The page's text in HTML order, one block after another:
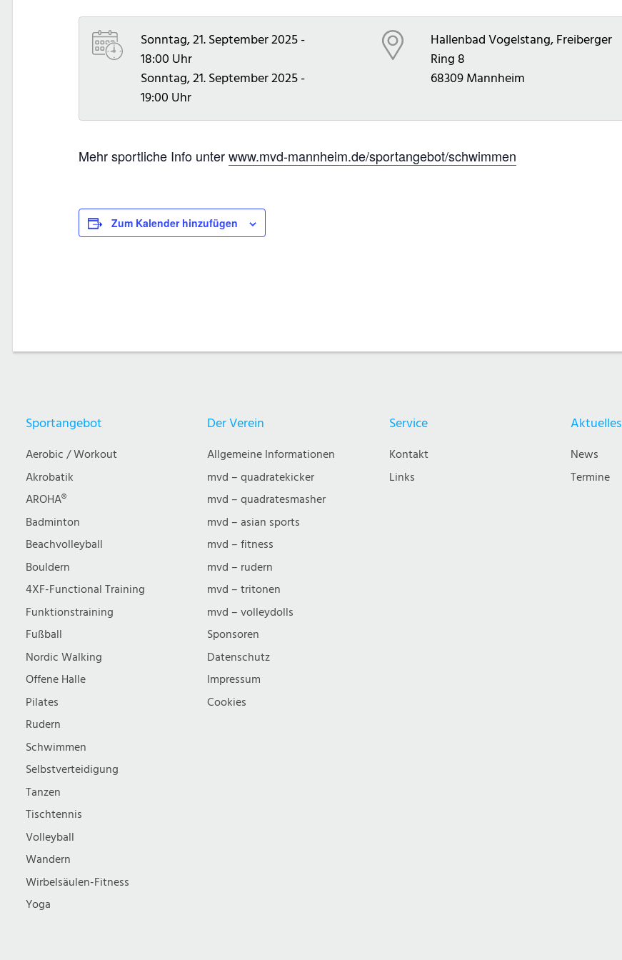
Sonntag, 21. September 2025 -
18:00 Uhr
Sonntag, 21. September 2025 -
19:00 Uhr
Hallenbad Vogelstang, Freiberger
Ring 8
68309 Mannheim
Mehr sportliche Info unterwww.mvd-mannheim.de/sportangebot/schwimmen
Zum Kalender hinzufügen
Sportangebot
Aerobic / Workout
Akrobatik
AROHA®
Badminton
Beachvolleyball
Bouldern
4XF-Functional Training
Funktionstraining
Fußball
Nordic Walking
Offene Halle
Pilates
Rudern
Schwimmen
Selbstverteidigung
Tanzen
Tischtennis
Volleyball
Wandern
Wirbelsäulen-Fitness
Yoga
Der Verein
Allgemeine Informationen
mvd – quadratekicker
mvd – quadratesmasher
mvd – asian sports
mvd – fitness
mvd – rudern
mvd – tritonen
mvd – volleydolls
Sponsoren
Datenschutz
Impressum
Cookies
Service
Kontakt
Links
Aktuelles
News
Termine